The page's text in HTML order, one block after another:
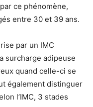
ce phénomène,
entre 30 et 39 ans.
par un IMC
surcharge adipeuse
quand celle-ci se
également distinguer
l’IMC, 3 stades